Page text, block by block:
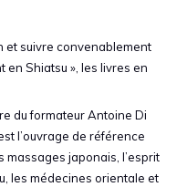
et suivre convenablement
en Shiatsu », les livres en
du formateur Antoine Di
l’ouvrage de référence
massages japonais, l’esprit
les médecines orientale et